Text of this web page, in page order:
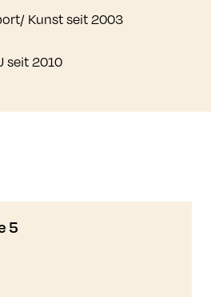
Kunst seit 2003
seit 2010
5